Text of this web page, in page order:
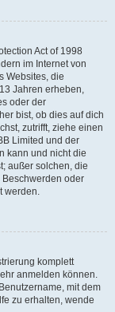
Act of 1998
im Internet von
Websites, die
Jahren erheben,
oder der
bist, ob dies auf dich
zutrifft, ziehe einen
Limited und der
kann und nicht die
außer solchen, die
Beschwerden oder
werden.
komplett
anmelden können.
mit dem
zu erhalten, wende